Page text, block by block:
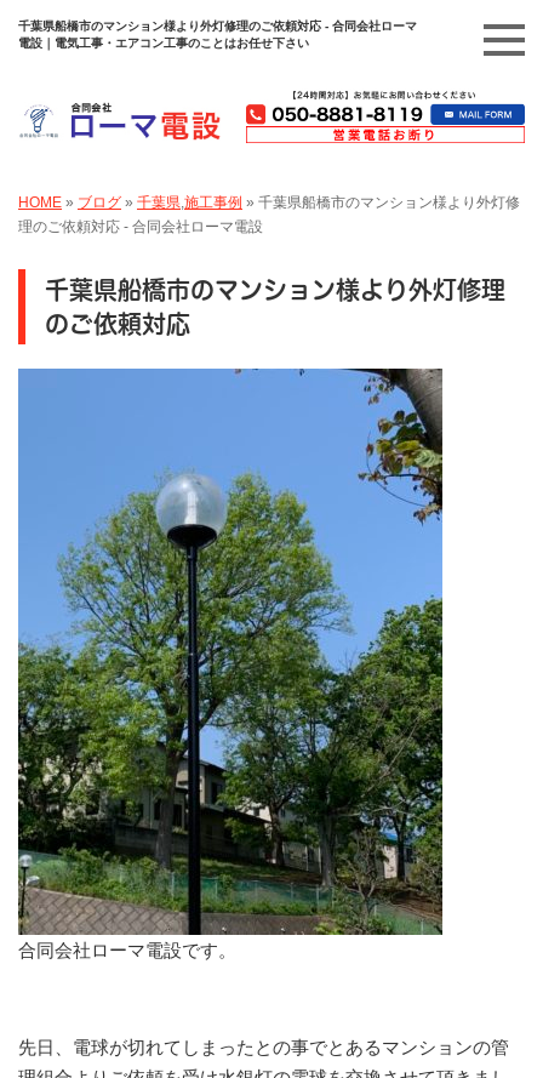
千葉県船橋市のマンション様より外灯修理のご依頼対応 - 合同会社ローマ
電設｜電気工事・エアコン工事のことはお任せ下さい
HOME » ブログ » 千葉県,施工事例 » 千葉県船橋市のマンション様より外灯修
理のご依頼対応 - 合同会社ローマ電設
千葉県船橋市のマンション様より外灯修理
のご依頼対応
合同会社ローマ電設です。
先日、電球が切れてしまったとの事でとあるマンションの管